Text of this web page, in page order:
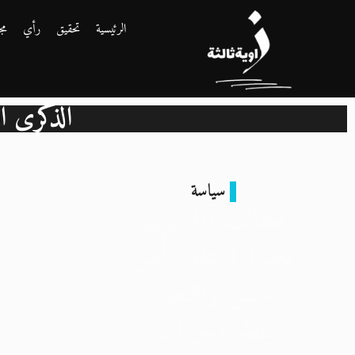
الرئيسية تحقيق رأي
الذكرى
سياسة